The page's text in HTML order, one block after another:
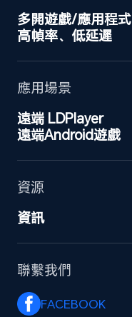
多開遊戲/應用程式
高幀率、低延遲
應用場景
遠端 LDPlayer
遠端Android遊戲
資源
資訊
聯繫我們
FACEBOOK